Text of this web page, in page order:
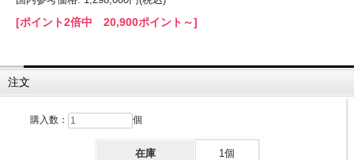
[ポイント2倍中 20,900ポイント～]
注文
購入数： 個
在庫 1個